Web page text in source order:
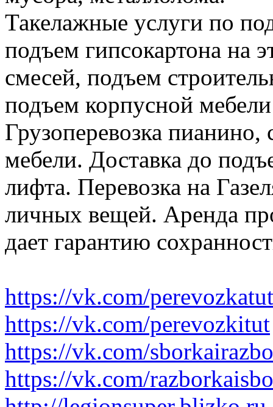
Такелажные услуги по
подъем гипсокартона на
смесей, подъем
подъем корпусной
Грузоперевозка
мебели. Доставка до
лифта. Перевозка на
личных вещей. Аренда
дает гарантию
https://vk.com/perevozkatut
https://vk.com/perevozkitut
https://vk.com/
https://vk.com/